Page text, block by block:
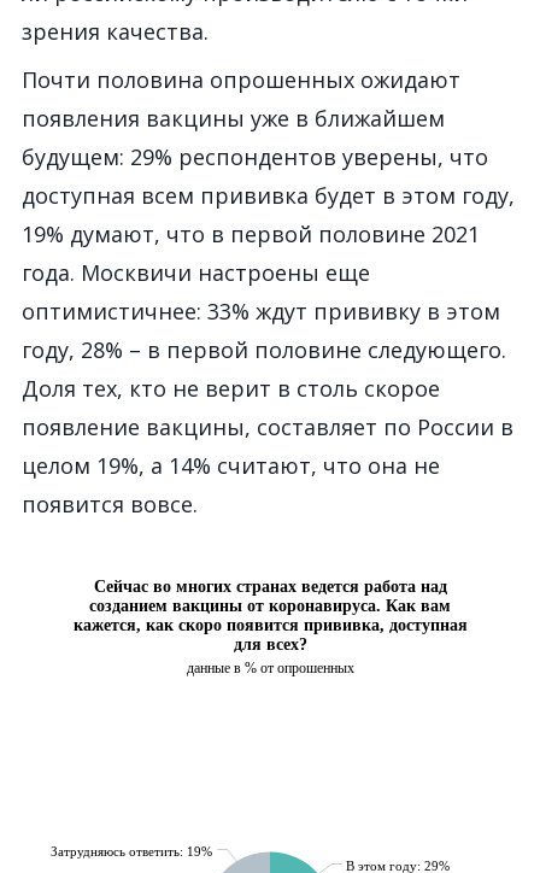
зрения качества.
Почти половина опрошенных ожидают
появления вакцины уже в ближайшем
будущем: 29% респондентов уверены, что
доступная всем прививка будет в этом году,
19% думают, что в первой половине 2021
года. Москвичи настроены еще
оптимистичнее: 33% ждут прививку в этом
году, 28% – в первой половине следующего.
Доля тех, кто не верит в столь скорое
появление вакцины, составляет по России в
целом 19%, а 14% считают, что она не
появится вовсе.